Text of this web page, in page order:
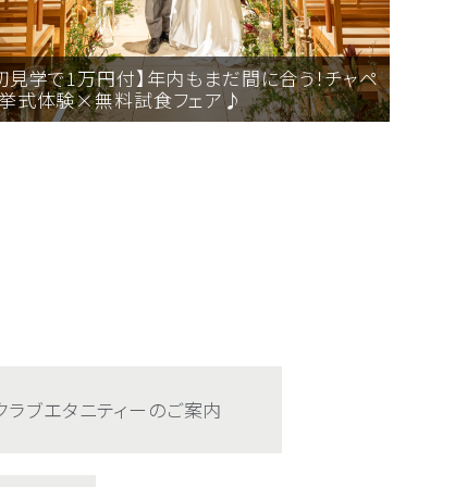
見学で1万円付】年内もまだ間に合う！チャペ
式体験×無料試食フェア♪
ラブエタニティーのご案内